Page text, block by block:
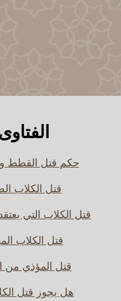
حكم قتل القطط
قتل الكلاب
قتل الكلاب التي
قتل الكلاب
قتل المؤذي من
هل يجوز قتل